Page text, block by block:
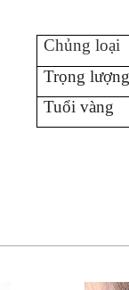
Chủng loại
Trọng
Tuổi vàng